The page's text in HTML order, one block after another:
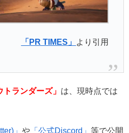
「PR TIMES」 より引用
トランダーズ」 は、現時点では
」 や 「公式Discord」 等で公開